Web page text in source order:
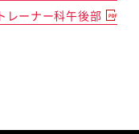
レーナー科午後部